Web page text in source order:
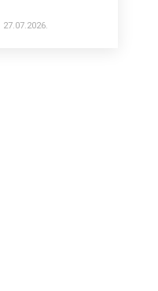
27.07.2026.